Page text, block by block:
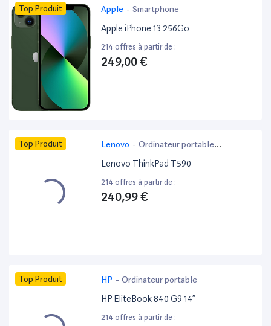
Top Produit Apple - Smartphone
Apple iPhone 13 256Go
214 offres à partir de :
249,00 €
Top Produit Lenovo - Ordinateur portable
bureautique
Lenovo ThinkPad T590
214 offres à partir de :
240,99 €
Top Produit HP - Ordinateur portable
HP EliteBook 840 G9 14”
214 offres à partir de :